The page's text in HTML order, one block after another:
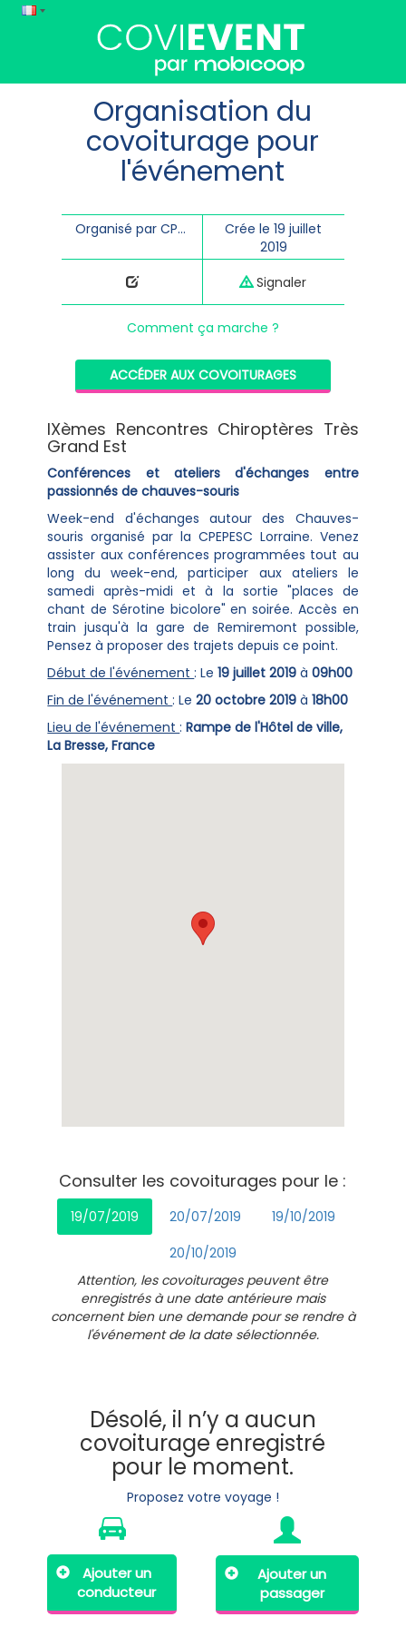
Organisation du
covoiturage pour
l'événement
Organisé par CPEPESC Lorraine
Crée le 19 juillet
2019
Signaler
Comment ça marche ?
ACCÉDER AUX COVOITURAGES
IXèmes Rencontres Chiroptères Très
Grand Est
Conférences et ateliers d'échanges entre
passionnés de chauves-souris
Week-end d'échanges autour des Chauves-
souris organisé par la CPEPESC Lorraine. Venez
assister aux conférences programmées tout au
long du week-end, participer aux ateliers le
samedi après-midi et à la sortie "places de
chant de Sérotine bicolore" en soirée. Accès en
train jusqu'à la gare de Remiremont possible,
Pensez à proposer des trajets depuis ce point.
Début de l'événement: Le19 juillet 2019 à09h00
Fin de l'événement: Le20 octobre 2019 à18h00
Lieu de l'événement:Rampe de l'Hôtel de ville,
La Bresse, France
Consulter les covoiturages pour le :
19/07/2019 20/07/2019
19/10/2019
20/10/2019
Attention, les covoiturages peuvent être
enregistrés à une date antérieure mais
concernent bien une demande pour se rendre à
l'événement de la date sélectionnée.
Désolé, il n’y a aucun
covoiturage enregistré
pour le moment.
Proposez votre voyage !
Ajouter un
conducteur
Ajouter un
passager